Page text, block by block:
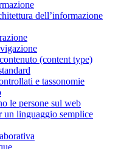
dell’informazione
(content type)
e tassonomie
le persone sul web
un linguaggio semplice